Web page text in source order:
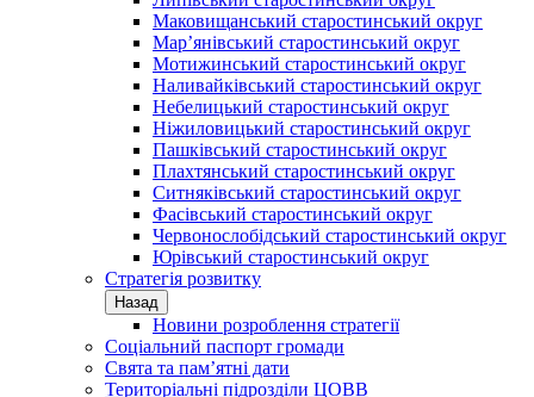
Маковищанський старостинський округ
Мар’янівський старостинський округ
Мотижинський старостинський округ
Наливайківський старостинський округ
Небелицький старостинський округ
Ніжиловицький старостинський округ
Пашківський старостинський округ
Плахтянський старостинський округ
Ситняківський старостинський округ
Фасівський старостинський округ
Червонослобідський старостинський округ
Юрівський старостинський округ
Стратегія розвитку
Назад
Новини розроблення стратегії
Соціальний паспорт громади
Свята та пам’ятні дати
Територіальні підрозділи ЦОВВ